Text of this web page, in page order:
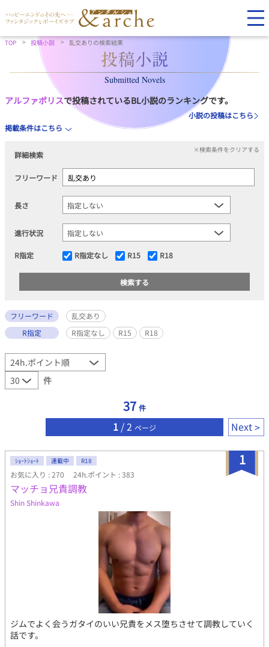
TOP 投稿小説 乱交ありの検索結果
Submitted Novels
アルファポリスで投稿されているBL小説のランキングです。
小説の投稿はこちら
掲載条件はこちら
詳細検索
×検索条件をクリアする
フリーワード
長さ
進行状況
R指定 R指定なし R15 R18
フリーワード
乱交あり
R指定
R指定なし R15 R18
件
37 件
1 / 2 ページ Next
1
ｼｮｰﾄｼｮｰﾄ 連載中 R18
お気に入り : 270 24h.ポイント : 383
マッチョ兄貴調教
Shin Shinkawa
ジムでよく会うガタイのいい兄貴をメス堕ちさせて調教していく
話です。